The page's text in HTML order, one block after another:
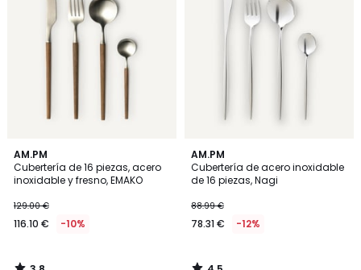
AM.PM
Cubertería de 16 piezas, acero
inoxidable y fresno, EMAKO
129.00 €
116.10 € -10%
3,8
/ 5
AM.PM
Cubertería de acero inoxidable
de 16 piezas, Nagi
88.99 €
78.31 € -12%
4,5
/ 5